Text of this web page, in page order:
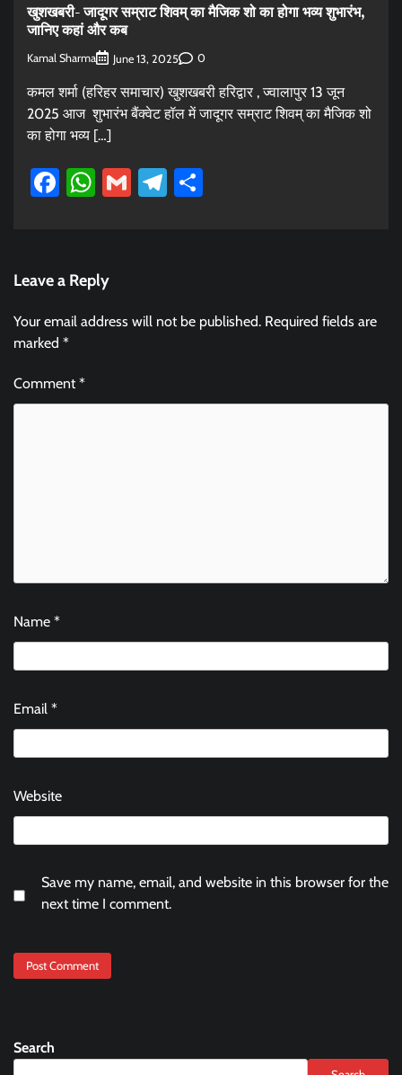
खुशखबरी- जादूगर सम्राट शिवम् का मैजिक शो का होगा भव्य शुभारंभ,
जानिए कहां और कब
Kamal Sharma June 13, 2025 0
कमल शर्मा (हरिहर समाचार) खुशखबरी हरिद्वार , ज्वालापुर 13 जून
2025 आज शुभारंभ बैंक्वेट हॉल में जादूगर सम्राट शिवम् का मैजिक शो
का होगा भव्य […]
Facebook
WhatsApp
GmailTelegram
Leave a Reply
Your email address will not be published. Required fields are
marked *
Comment*
Name *
Email *
Website
Save my name, email, and website in this browser for the
next time I comment.
Search